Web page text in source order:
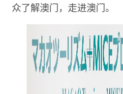
众了解澳门，走进澳门。